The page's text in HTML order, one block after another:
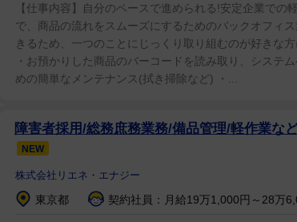
教室で行われた撮影エピソードを問われた齋藤
だなということに気付きました。すっとぼけてい
た」と告白。これに賀喜は「ちょっと考えている
も、「飛鳥さんも考え方がもう一個上をいかれて
イベントでは、実際にヘッドセットを装着し、
梅澤は「肌とか見えると、ちょっと恥ずかしいで
ァンの方たちは、絶対見た方がいいコンテンツ
れ”してるので、乃木坂をあまり好きじゃない人
【仕事内容】自分のペースで進められる!安定企業での
で、商品の流れをスムーズにするためのバックオフィ
きるため、一つのことにじっくり取り組むのが好きな
・お預かりした商品のバーコードを読み取り、システ
めの簡単なメンテナンス(拭き掃除など) ・...
障害者採用/総務庶務業務/備品管理/軽作業な
NEW
株式会社リエネ・エナジー
東京都 契約社員：月給19万1,000円～28万